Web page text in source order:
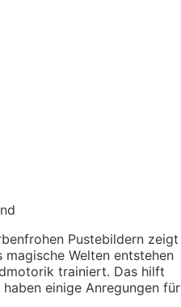
Pustebildern zeigt
Welten entstehen
trainiert. Das hilft
einige Anregungen für